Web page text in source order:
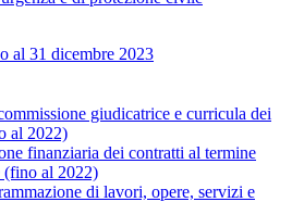
al 31 dicembre 2023
giudicatrice e curricula dei
al 2022)
finanziaria dei contratti al termine
(fino al 2022)
di lavori, opere, servizi e